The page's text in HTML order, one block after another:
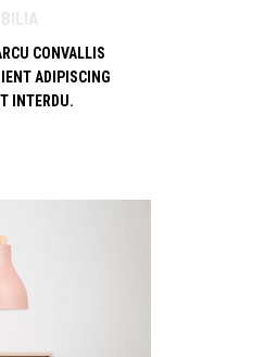
CONVALLIS
ADIPISCING
INTERDU.